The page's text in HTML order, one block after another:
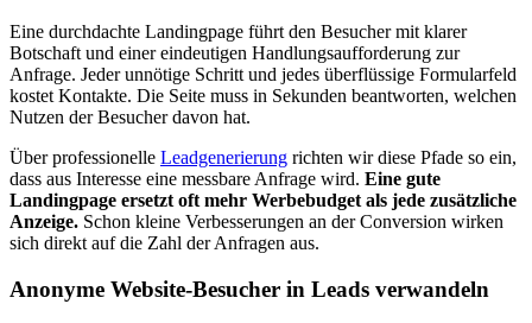
Eine durchdachte Landingpage führt den Besucher mit klarer
Botschaft und einer eindeutigen Handlungsaufforderung zur
Anfrage. Jeder unnötige Schritt und jedes überflüssige Formularfeld
kostet Kontakte. Die Seite muss in Sekunden beantworten, welchen
Nutzen der Besucher davon hat.
Über professionelle Leadgenerierung richten wir diese Pfade so ein,
dass aus Interesse eine messbare Anfrage wird. Eine gute
Landingpage ersetzt oft mehr Werbebudget als jede zusätzliche
Anzeige. Schon kleine Verbesserungen an der Conversion wirken
sich direkt auf die Zahl der Anfragen aus.
Anonyme Website-Besucher in Leads verwandeln